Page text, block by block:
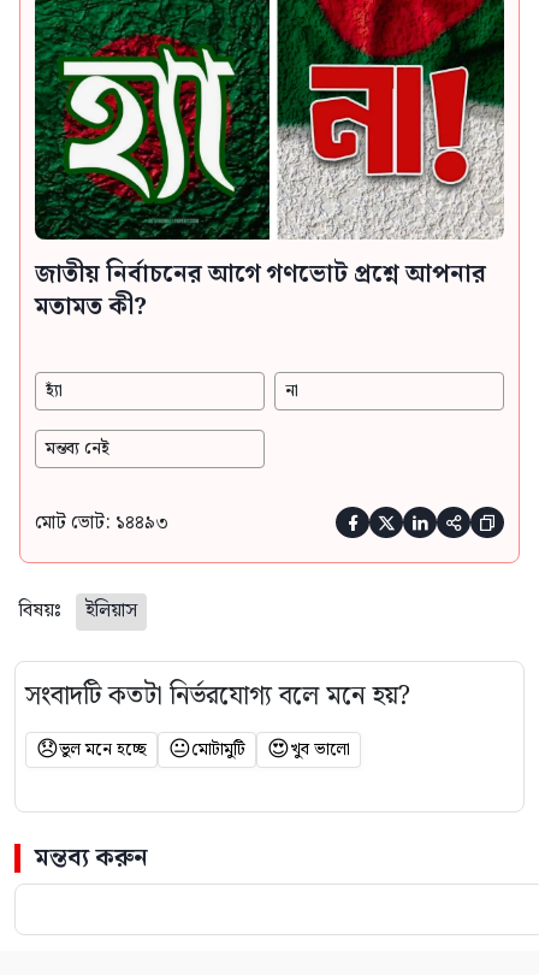
জাতীয় নির্বাচনের আগে গণভোট প্রশ্নে আপনার
মতামত কী?
হ্যাঁ না
মন্তব্য নেই
মোট ভোট: ১৪৪৯৩     
বিষয়ঃ ইলিয়াস
সংবাদটি কতটা নির্ভরযোগ্য বলে মনে হয়?
😞ভুল মনে হচ্ছে 😐মোটামুটি 😍খুব ভালো
মন্তব্য করুন